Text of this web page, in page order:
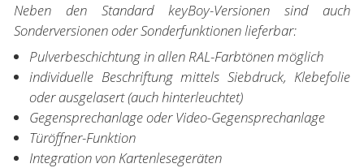
Neben den Standard keyBoy-Versionen sind auch
Sonderversionen oder Sonderfunktionen lieferbar:
Pulverbeschichtung in allen RAL-Farbtönen möglich
individuelle Beschriftung mittels Siebdruck, Klebefolie
oder ausgelasert (auch hinterleuchtet)
Gegensprechanlage oder Video-Gegensprechanlage
Türöffner-Funktion
Integration von Kartenlesegeräten